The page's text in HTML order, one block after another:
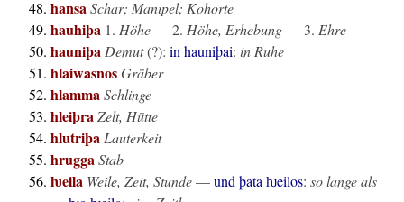
hansaSchar; Manipel; Kohorte
hauhiþa 1. Höhe— 2. Höhe, Erhebung— 3. Ehre
hauniþa Demut(?): in hauniþai: in Ruhe
hlaiwasnosGräber
hlammaSchlinge
hleiþraZelt, Hütte
hlutriþa Lauterkeit
hruggaStab
ƕeila Weile, Zeit, Stunde—und þata ƕeilos: so lange als